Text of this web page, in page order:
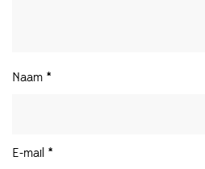
Naam *
E-mail *